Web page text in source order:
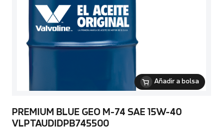
Añadir a bolsa
PREMIUM BLUE GEO M-74 SAE 15W-40
VLPTAUDIDPB745500